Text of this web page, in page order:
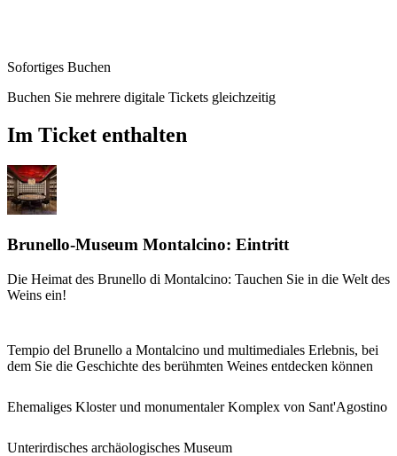
Sofortiges Buchen
Buchen Sie mehrere digitale Tickets gleichzeitig
Im Ticket enthalten
Brunello-Museum Montalcino: Eintritt
Die Heimat des Brunello di Montalcino: Tauchen Sie in die Welt des
Weins ein!
Tempio del Brunello a Montalcino und multimediales Erlebnis, bei
dem Sie die Geschichte des berühmten Weines entdecken können
Ehemaliges Kloster und monumentaler Komplex von Sant'Agostino
Unterirdisches archäologisches Museum